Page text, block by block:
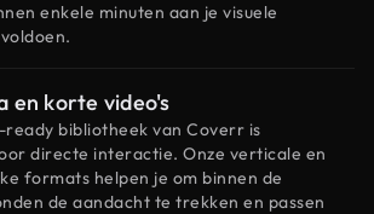
enkele minuten aan je visuele
en korte video's
ready bibliotheek van Coverr is
directe interactie. Onze verticale en
formats helpen je om binnen de
de aandacht te trekken en passen